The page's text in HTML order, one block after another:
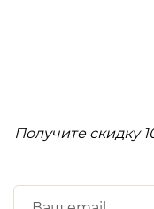
Получите скидку